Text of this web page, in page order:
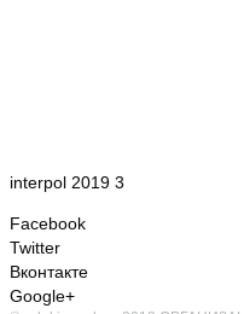
interpol 2019 3
Facebook
Twitter
Вконтакте
Google+